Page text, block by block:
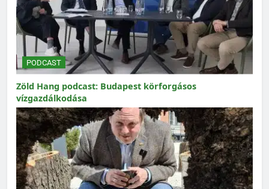
PODCAST
Zöld Hang podcast: Budapest körforgásos
vízgazdálkodása